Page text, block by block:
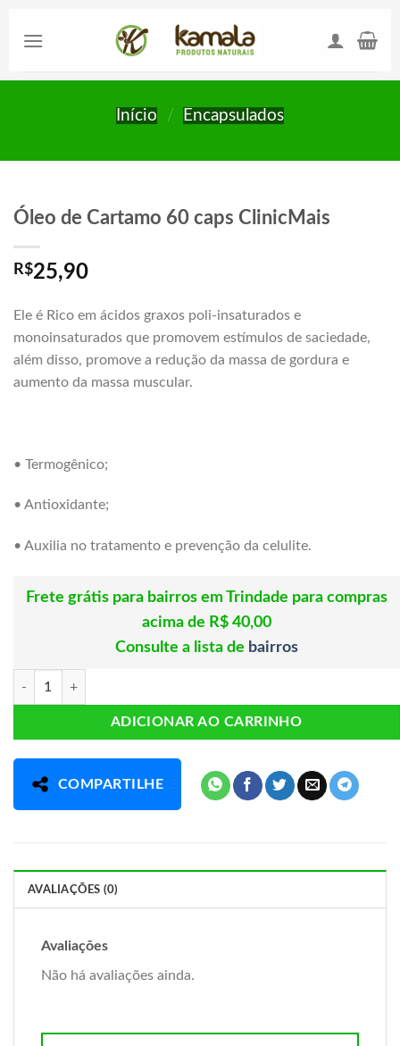
Início / Encapsulados
Óleo de Cartamo 60 caps ClinicMais
R$25,90
Ele é Rico em ácidos graxos poli-insaturados e
monoinsaturados que promovem estímulos de saciedade,
além disso, promove a redução da massa de gordura e
aumento da massa muscular.
• Termogênico;
• Antioxidante;
• Auxilia no tratamento e prevenção da celulite.
Frete grátis para bairros em Trindade para compras
acima de R$ 40,00
Consulte a lista de bairros
ADICIONAR AO CARRINHO
COMPARTILHE
AVALIAÇÕES (0)
Avaliações
Não há avaliações ainda.